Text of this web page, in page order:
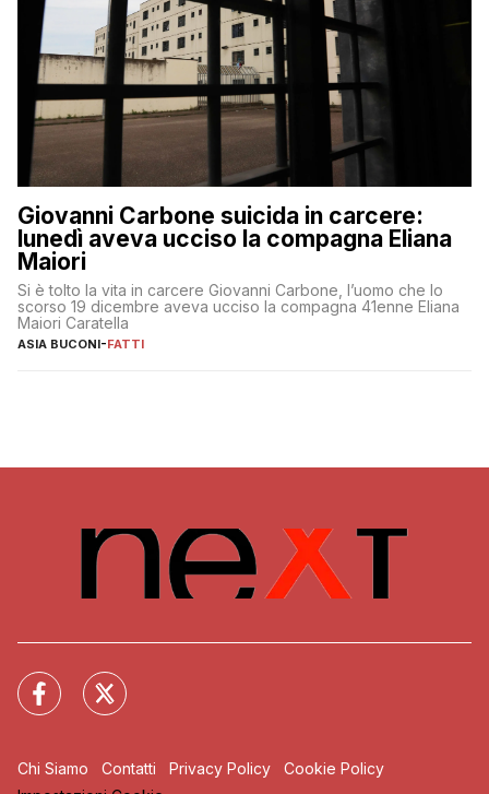
Giovanni Carbone suicida in carcere:
lunedì aveva ucciso la compagna Eliana
Maiori
Si è tolto la vita in carcere Giovanni Carbone, l’uomo che lo
scorso 19 dicembre aveva ucciso la compagna 41enne Eliana
Maiori Caratella
ASIA BUCONI-FATTI
Chi Siamo Contatti Privacy Policy
Cookie Policy